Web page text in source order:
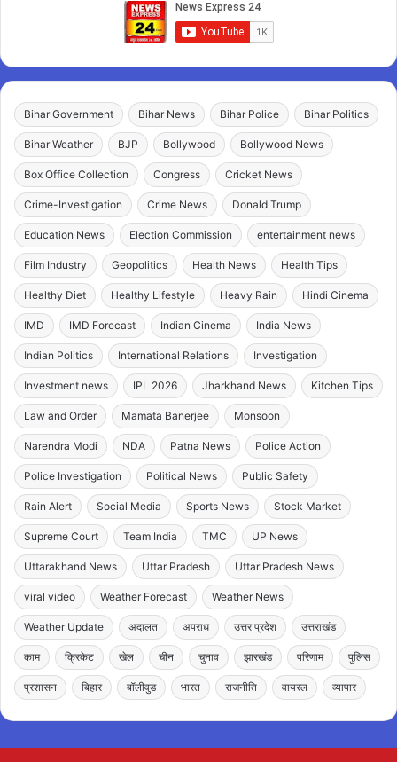
Bihar Government Bihar News Bihar Police Bihar Politics
Bihar Weather BJP Bollywood Bollywood News
Box Office Collection Congress Cricket News
Crime-Investigation Crime News Donald Trump
Education News Election Commission entertainment news
Film Industry Geopolitics Health News Health Tips
Healthy Diet Healthy Lifestyle Heavy Rain Hindi Cinema
IMD IMD Forecast Indian Cinema India News
Indian Politics International Relations Investigation
Investment news IPL 2026 Jharkhand News Kitchen Tips
Law and Order Mamata Banerjee Monsoon
Narendra Modi NDA Patna News Police Action
Police Investigation Political News Public Safety
Rain Alert Social Media Sports News Stock Market
Supreme Court Team India TMC UP News
Uttarakhand News Uttar Pradesh Uttar Pradesh News
viral video Weather Forecast Weather News
Weather Update अदालत अपराध उत्तर प्रदेश उत्तराखंड
काम क्रिकेट खेल चीन चुनाव झारखंड परिणाम पुलिस
प्रशासन बिहार बॉलीवुड भारत राजनीति वायरल व्यापार